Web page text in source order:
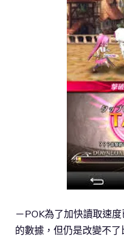
－POK為了加快讀取速
的數據，但仍是改變不